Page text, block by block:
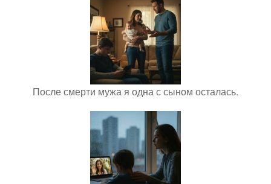
После смерти мужа я одна с сыном осталась.